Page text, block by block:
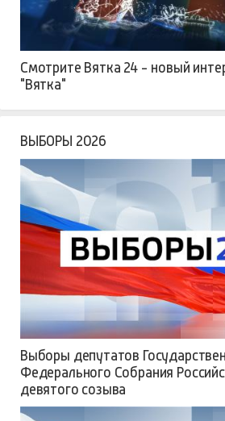
Смотрите Вятка 24 - новый
"Вятка"
ВЫБОРЫ 2026
Выборы депутатов
Федерального Собрания
девятого созыва